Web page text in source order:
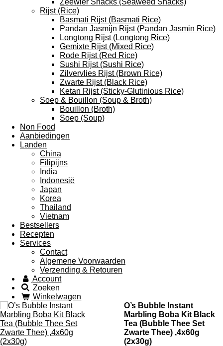
Zeewier Snacks (Seaweed Snacks)
Rijst (Rice)
Basmati Rijst (Basmati Rice)
Pandan Jasmijn Rijst (Pandan Jasmin Rice)
Longtong Rijst (Longtong Rice)
Gemixte Rijst (Mixed Rice)
Rode Rijst (Red Rice)
Sushi Rijst (Sushi Rice)
Zilvervlies Rijst (Brown Rice)
Zwarte Rijst (Black Rice)
Ketan Rijst (Sticky-Glutinious Rice)
Soep & Bouillon (Soup & Broth)
Bouillon (Broth)
Soep (Soup)
Non Food
Aanbiedingen
Landen
China
Filipijns
India
Indonesië
Japan
Korea
Thailand
Vietnam
Bestsellers
Recepten
Services
Contact
Algemene Voorwaarden
Verzending & Retouren
Account
Zoeken
Winkelwagen
O’s Bubble Instant
Marbling Boba Kit Black
Tea (Bubble Thee Set
Zwarte Thee) ,4x60g
(2x30g)